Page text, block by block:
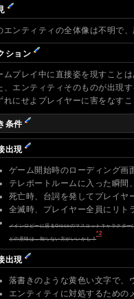
エンティティの全体像は不明で
ション
ムプレイ中に直接姿を現すこと
、エンティティそのものが出現
れにせよプレイヤーに害をなす
条件
出現
ゲーム開始時のローディング画
テレポートルームに入った瞬間
死亡時、台詞を発してプレイヤ
全滅時、プレイヤー全員にリト
メインロビーに居るGraceのマスコットキャラクター
との意味は…知らない方がいいかも？
*2
出現
落書きのような黄色い文字で、
エンティティに対処するための